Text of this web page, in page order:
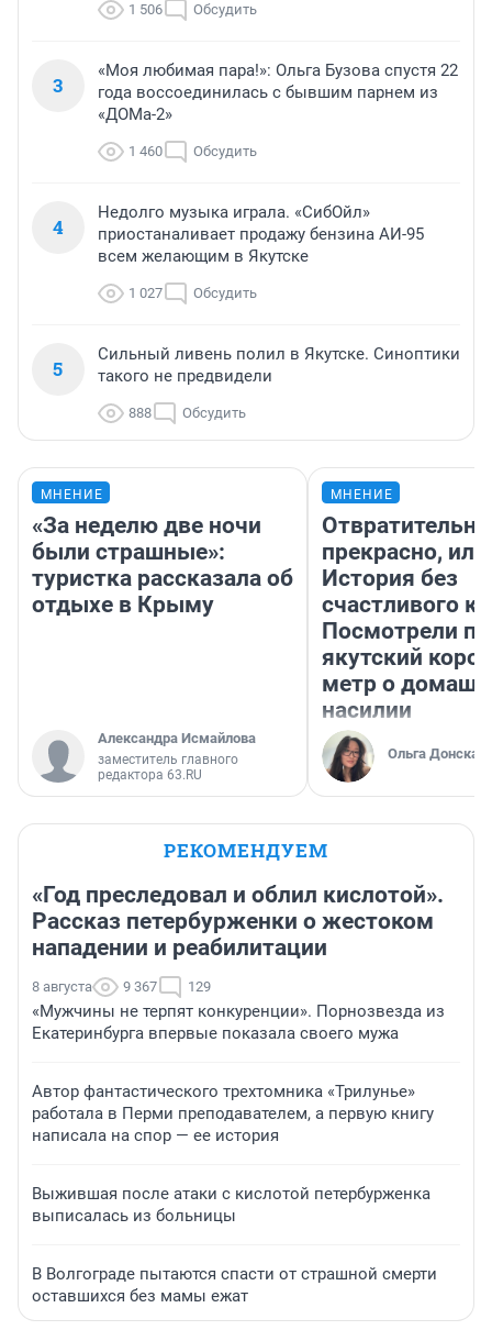
1 506 Обсудить
3
«Моя любимая пара!»: Ольга Бузова спустя 22
года воссоединилась с бывшим парнем из
«ДОМа-2»
1 460 Обсудить
4
Недолго музыка играла. «СибОйл»
приостаналивает продажу бензина АИ-95
всем желающим в Якутске
1 027 Обсудить
5
Сильный ливень полил в Якутске. Синоптики
такого не предвидели
888 Обсудить
МНЕНИЕ
«За неделю две ночи
были страшные»:
туристка рассказала об
отдыхе в Крыму
Александра Исмайлова
заместитель главного
редактора 63.RU
МНЕНИЕ
Отвратительно
прекрасно, или
История без
счастливого
Посмотрели
якутский
метр о
насилии
Ольга Донская
РЕКОМЕНДУЕМ
«Год преследовал и облил кислотой».
Рассказ петербурженки о жестоком
нападении и реабилитации
8 августа 9 367 129
«Мужчины не терпят конкуренции». Порнозвезда из
Екатеринбурга впервые показала своего мужа
Автор фантастического трехтомника «Трилунье»
работала в Перми преподавателем, а первую книгу
написала на спор — ее история
Выжившая после атаки с кислотой петербурженка
выписалась из больницы
В Волгограде пытаются спасти от страшной смерти
оставшихся без мамы ежат